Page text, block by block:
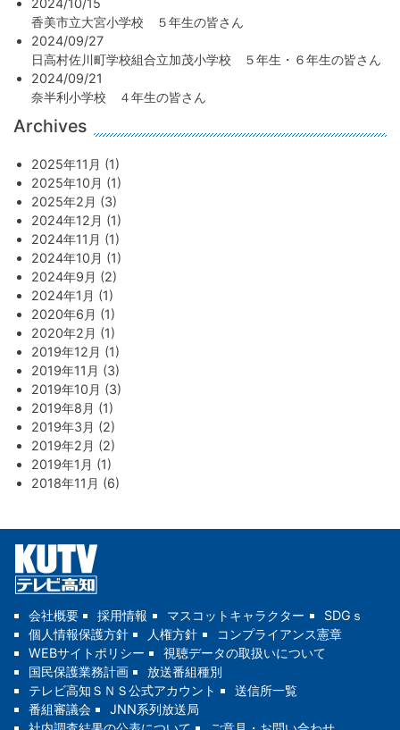
2024/10/15
香美市立大宮小学校 ５年生の皆さん
2024/09/27
日高村佐川町学校組合立加茂小学校 ５年生・６年生の皆さん
2024/09/21
奈半利小学校 ４年生の皆さん
Archives
2025年11月 (1)
2025年10月 (1)
2025年2月 (3)
2024年12月 (1)
2024年11月 (1)
2024年10月 (1)
2024年9月 (2)
2024年1月 (1)
2020年6月 (1)
2020年2月 (1)
2019年12月 (1)
2019年11月 (3)
2019年10月 (3)
2019年8月 (1)
2019年3月 (2)
2019年2月 (2)
2019年1月 (1)
2018年11月 (6)
会社概要 採用情報 マスコットキャラクター
SDGｓ
個人情報保護方針
人権方針
コンプライアンス憲章
WEBサイトポリシー
視聴データの取扱いについて
国民保護業務計画
放送番組種別
テレビ高知ＳＮＳ公式アカウント
送信所一覧
番組審議会
JNN系列放送局